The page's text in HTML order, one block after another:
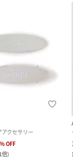
クセサリー
%OFF
1倍)